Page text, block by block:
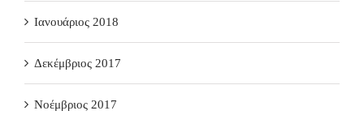
Ιανουάριος 2018
Δεκέμβριος 2017
Νοέμβριος 2017